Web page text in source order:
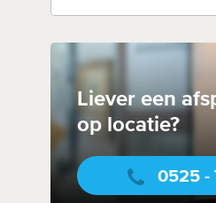
Liever een
op locatie?
0525 -